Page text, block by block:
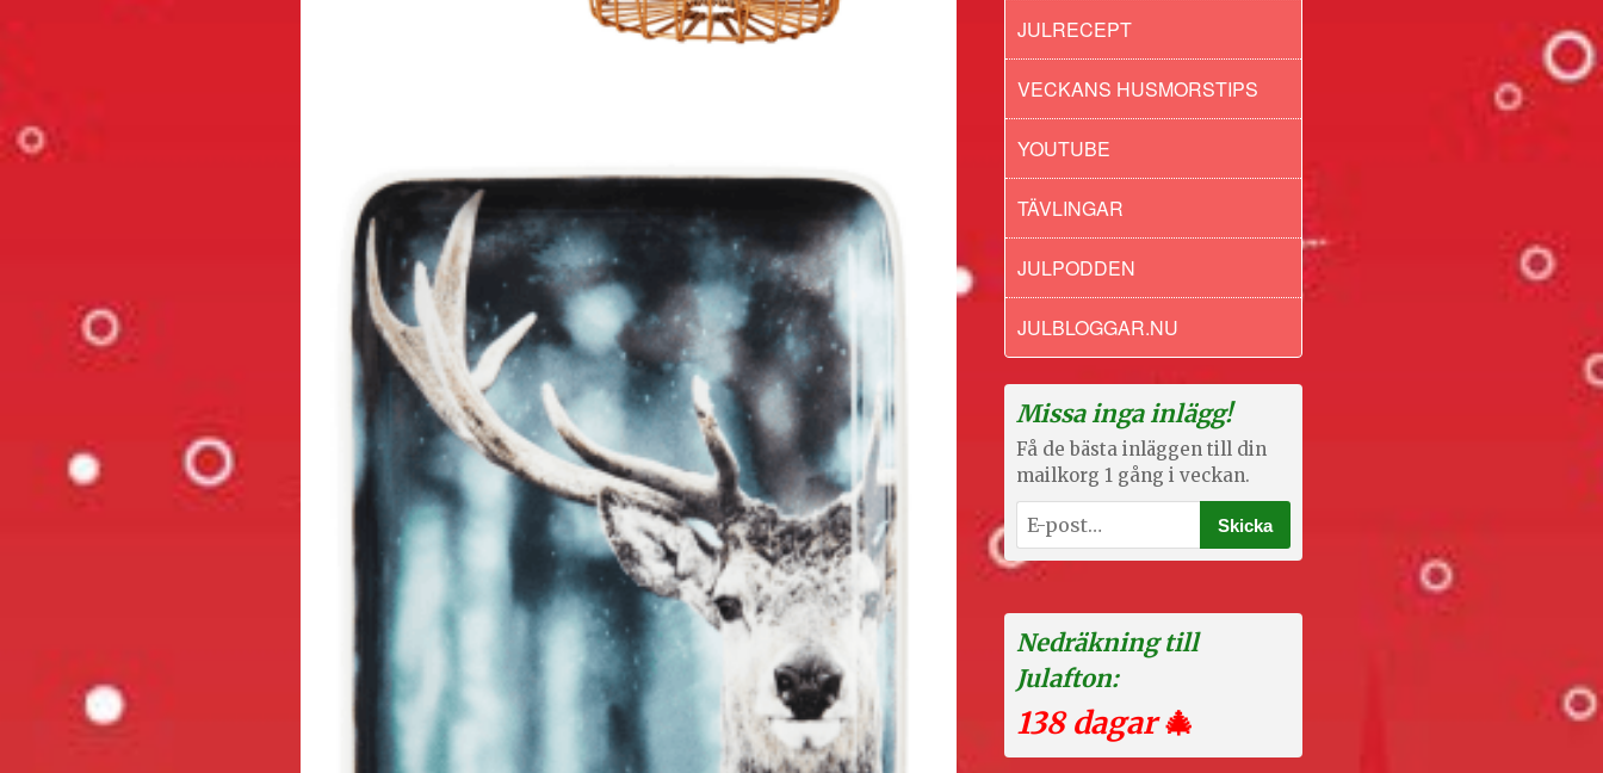
JULRECEPT
VECKANS HUSMORSTIPS
YOUTUBE
TÄVLINGAR
JULPODDEN
JULBLOGGAR.NU
Missa inga inlägg!
Få de bästa inläggen till din
mailkorg 1 gång i veckan.
Nedräkning till
Julafton:
138 dagar🎄